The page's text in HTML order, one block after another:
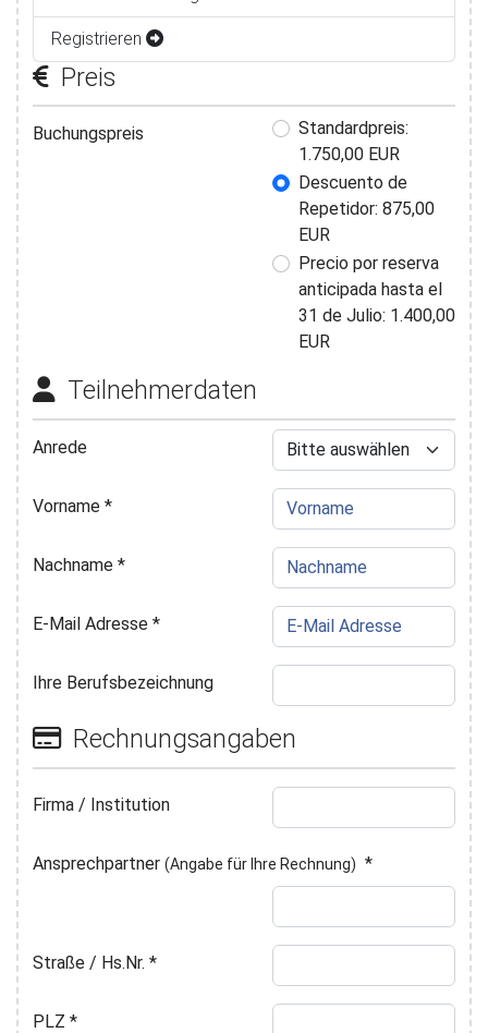
Registrieren
Preis
Buchungspreis Buchungspreis
Standardpreis:
1.750,00 EUR
Descuento de
Repetidor: 875,00
EUR
Precio por reserva
anticipada hasta el
31 de Julio: 1.400,00
EUR
Teilnehmerdaten
Anrede
Vorname*
Nachname*
E-Mail Adresse*
Ihre Berufsbezeichnung
Rechnungsangaben
Firma / Institution
Ansprechpartner (Angabe für Ihre Rechnung) *
Straße / Hs.Nr. *
PLZ *